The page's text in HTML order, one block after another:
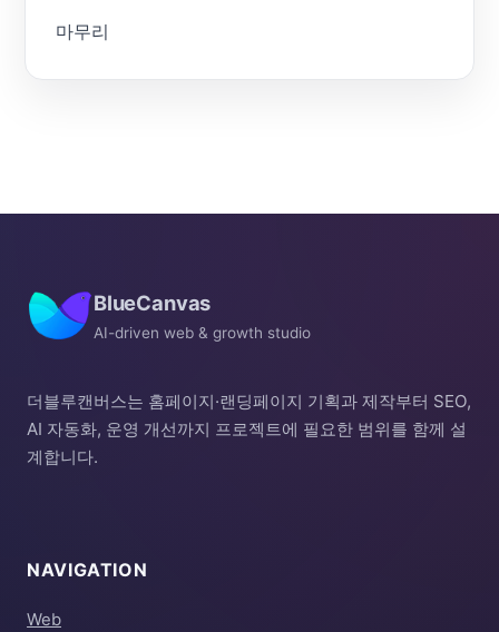
마무리
BlueCanvas
AI-driven web & growth studio
더블루캔버스는 홈페이지·랜딩페이지 기획과 제작부터 SEO,
AI 자동화, 운영 개선까지 프로젝트에 필요한 범위를 함께 설
계합니다.
NAVIGATION
Web